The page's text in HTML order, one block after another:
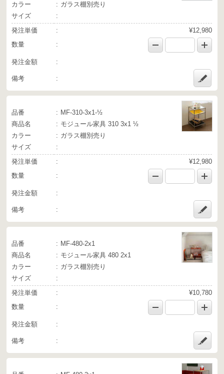
カラー
ガラス棚別売り
サイズ
発注単価
¥12,980
数量
発注金額
備考
品番
MF-310-3x1-½
商品名
モジュール家具 310 3x1 ½
カラー
ガラス棚別売り
サイズ
発注単価
¥12,980
数量
発注金額
備考
品番
MF-480-2x1
商品名
モジュール家具 480 2x1
カラー
ガラス棚別売り
サイズ
発注単価
¥10,780
数量
発注金額
備考